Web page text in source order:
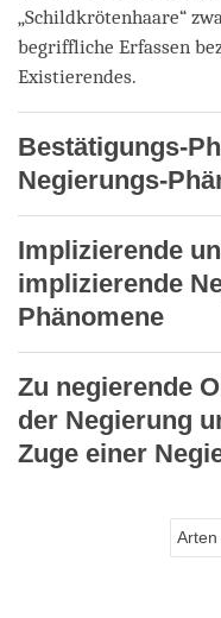
„Schildkrötenhaare“
begriffliche Erfassen
Existierendes.
Bestätigungs-
Negierungs-
Implizierende
implizierende
Phänomene
Zu negierende
der Negierung
Zuge einer
Arten